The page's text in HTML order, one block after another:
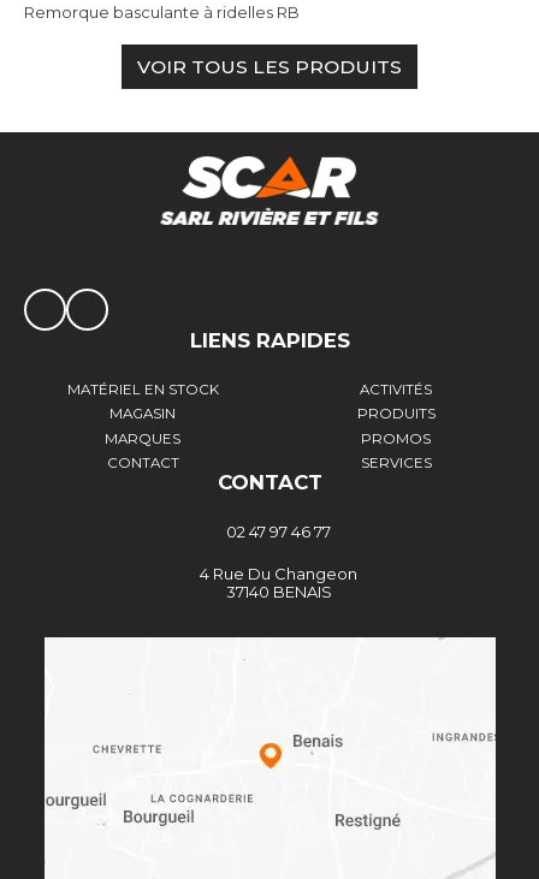
Remorque basculante à ridelles RB
VOIR TOUS LES PRODUITS
LIENS RAPIDES
MATÉRIEL EN STOCK
ACTIVITÉS
MAGASIN
PRODUITS
MARQUES
PROMOS
CONTACT
SERVICES
CONTACT
02 47 97 46 77
4 Rue Du Changeon
37140 BENAIS